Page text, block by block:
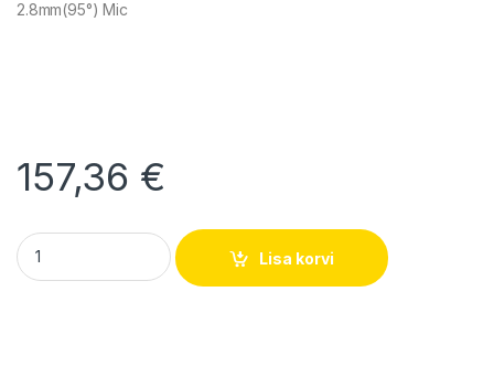
2.8mm(95°) Mic
157,36 €
IPC-HDW2449TM-S-IL-0280B quantity
Lisa korvi